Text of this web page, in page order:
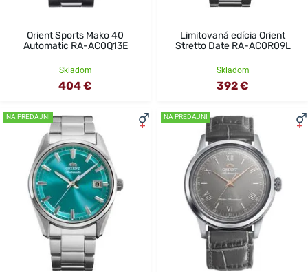
Orient Sports Mako 40
Automatic RA-AC0Q13E
Skladom
404 €
Limitovaná edícia Orient
Stretto Date RA-AC0R09L
Skladom
392 €
NA PREDAJNI NA PREDAJNI